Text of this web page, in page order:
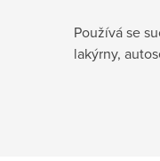
Používá se
lakýrny,